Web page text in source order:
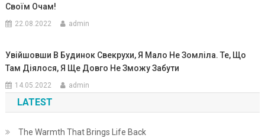
Своїм Очам!
22.08.2022 admin
Увійшовши В Будинок Свекрухи, Я Мало Не Зомліла. Те, Що
Там Діялося, Я Ще Довго Не Зможу Забути
14.05.2022 admin
LATEST
The Warmth That Brings Life Back